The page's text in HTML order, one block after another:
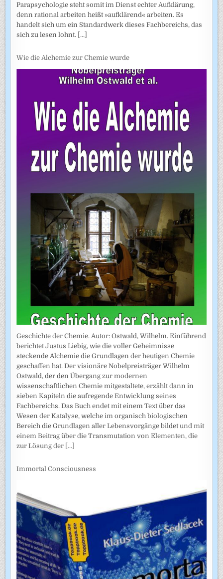
Parapsychologie steht somit im Dienst echter Aufklärung,
denn rational arbeiten heißt »aufklärend« arbeiten. Es
handelt sich um ein Standardwerk dieses Fachbereichs, das
sich zu lesen lohnt. [...]
Wie die Alchemie zur Chemie wurde
Geschichte der Chemie. Autor: Ostwald, Wilhelm. Einführend
berichtet Justus Liebig, wie die voller Geheimnisse
steckende Alchemie die Grundlagen der heutigen Chemie
geschaffen hat. Der visionäre Nobelpreisträger Wilhelm
Ostwald, der den Übergang zur modernen
wissenschaftlichen Chemie mitgestaltete, erzählt dann in
sieben Kapiteln die aufregende Entwicklung seines
Fachbereichs. Das Buch endet mit einem Text über das
Wesen der Katalyse, welche im organisch biologischen
Bereich die Grundlagen aller Lebensvorgänge bildet und mit
einem Beitrag über die Transmutation von Elementen, die
zur Lösung der [...]
Immortal Consciousness